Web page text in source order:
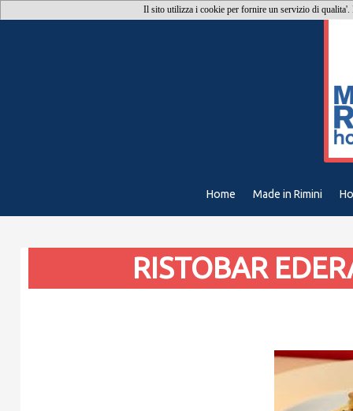
Home Made in Rimini
RISTOBAR
Il sito utilizza i cookie per fornire un servizio di qualita'.